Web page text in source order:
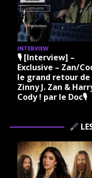
INTERVIEW
🎙 [Interview] –
Exclusive – Zan/
le grand retour de
Zinny J. Zan &
Cody ! par le Doc🎙